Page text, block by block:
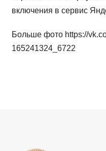
включения в сервис
Больше фото https://
165241324_6722